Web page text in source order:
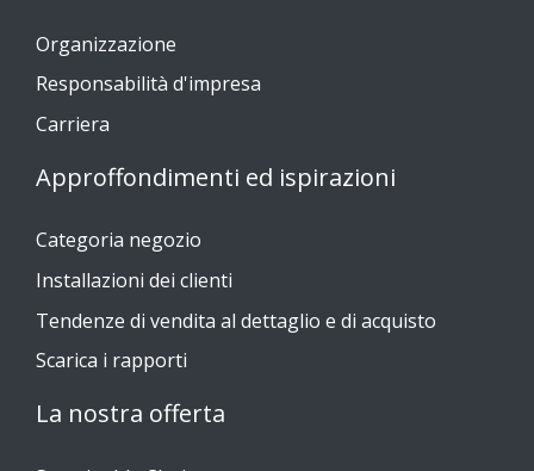
Organizzazione
Responsabilità d'impresa
Carriera
Approffondimenti ed ispirazioni
Categoria negozio
Installazioni dei clienti
Tendenze di vendita al dettaglio e di acquisto
Scarica i rapporti
La nostra offerta